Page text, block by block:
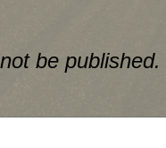
be published.